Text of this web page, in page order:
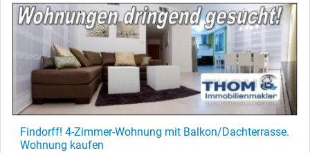
Findorff! 4-Zimmer-Wohnung mit Balkon/Dachterrasse.
Wohnung kaufen